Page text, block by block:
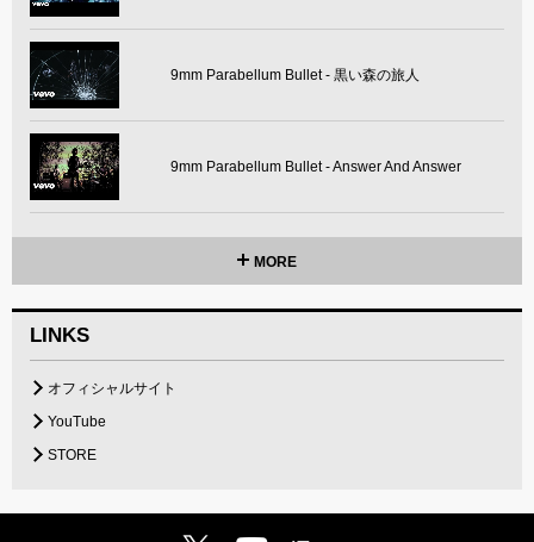
9mm Parabellum Bullet - 黒い森の旅人
9mm Parabellum Bullet - Answer And Answer
MORE
LINKS
オフィシャルサイト
YouTube
STORE